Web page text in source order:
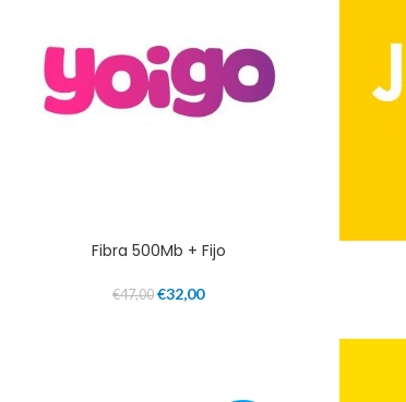
Fibra 500Mb + Fijo
€47,00 €32,00